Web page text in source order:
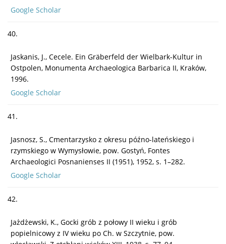
Google Scholar
40.
Jaskanis, J., Cecele. Ein Gräberfeld der Wielbark-Kultur in
Ostpolen, Monumenta Archaeologica Barbarica II, Kraków,
1996.
Google Scholar
41.
Jasnosz, S., Cmentarzysko z okresu późno-lateńskiego i
rzymskiego w Wymysłowie, pow. Gostyń, Fontes
Archaeologici Posnanienses II (1951), 1952, s. 1–282.
Google Scholar
42.
Jażdżewski, K., Gocki grób z połowy II wieku i grób
popielnicowy z IV wieku po Ch. w Szczytnie, pow.